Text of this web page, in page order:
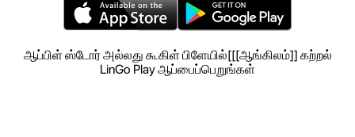
ஆப்பிள் ஸ்டோர் அல்லது கூகிள் பிளேயில்[[[ஆங்கிலம்]] கற்றல்
LinGo Play ஆப்பைப்பெறுங்கள்